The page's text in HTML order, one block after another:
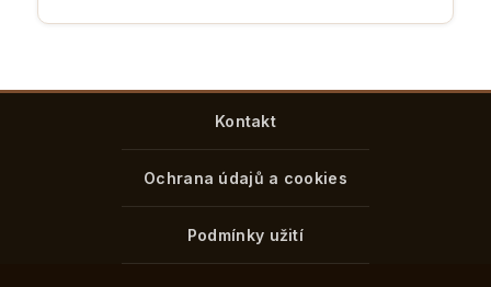
Kontakt
Ochrana údajů a cookies
Podmínky užití